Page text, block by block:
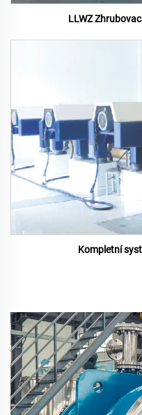
LLWZ
Kompletní